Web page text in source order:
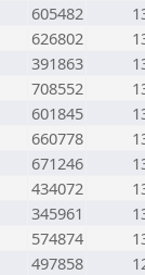
605482
626802
391863
708552
601845
660778
671246
434072
345961
574874
497858